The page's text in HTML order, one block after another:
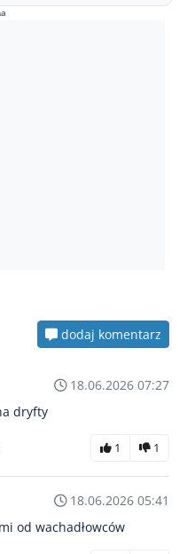
dodaj komentarz
18.06.2026 07:27
dryfty
1 1
18.06.2026 05:41
od wachadłowców